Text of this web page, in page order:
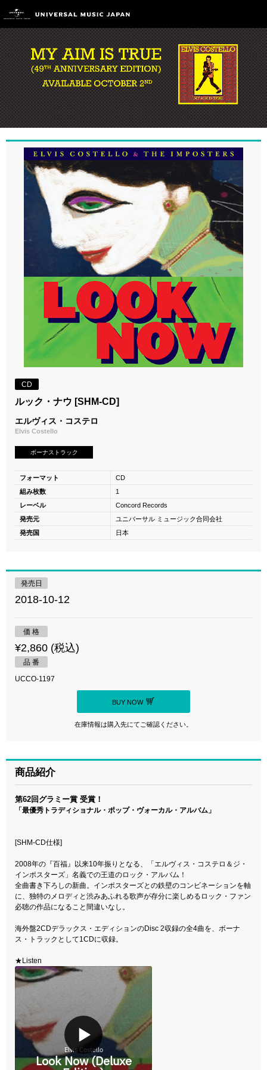
CD
ルック・ナウ [SHM-CD]
エルヴィス・コステロ
Elvis Costello
ボーナストラック
フォーマット
CD
組み枚数
1
レーベル
Concord Records
発売元
ユニバーサル ミュージック合同会社
発売国
日本
発売日
2018-10-12
価 格
¥2,860 (税込)
品 番
UCCO-1197
BUY NOW
在庫情報は購入先にてご確認ください。
商品紹介
第62回グラミー賞 受賞！
「最優秀トラディショナル・ポップ・ヴォーカル・アルバム」
[SHM-CD仕様]
2008年の『百福』以来10年振りとなる、「エルヴィス・コステロ＆ジ・
インポスターズ」名義での王道のロック・アルバム！
全曲書き下ろしの新曲。インポスターズとの鉄壁のコンビネーションを軸
に、独特のメロディと渋みあふれる歌声が存分に楽しめるロック・ファン
必聴の作品になること間違いなし。
海外盤2CDデラックス・エディションのDisc 2収録の全4曲を、ボーナ
ス・トラックとして1CDに収録。
★Listen